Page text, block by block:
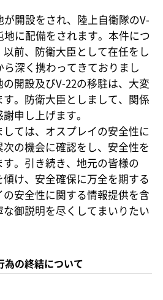
開設をされ、陸上自衛隊のV-
に配備をされます。本件につ
前、防衛大臣として在任をし
深く携わってきておりまし
開設及びV-22の移駐は、大変
。防衛大臣としまして、関係
申し上げます。
ては、オスプレイの安全性に
の機会に確認をし、安全性を
。引き続き、地元の皆様の
け、安全確保に万全を期する
安全性に関する情報提供を含
御説明を尽くしてまいりたい
為の終結について